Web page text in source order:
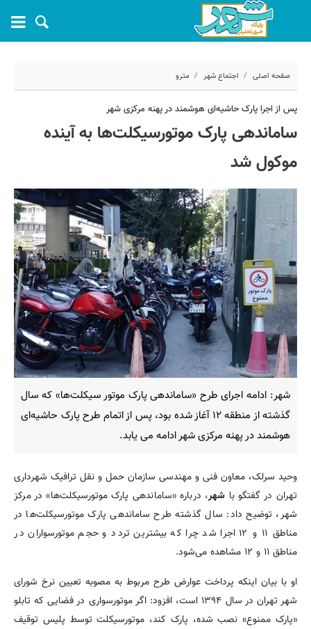
صفحه اصلی اجتماع شهر مترو
کد مطلب: 1061
پس از اجرا پارک حاشیه‌ای هوشمند در پهنه مرکزی شهر
ساماندهی پارک موتورسیکلت‌ها به آینده
موکول شد
شهر: ادامه اجرای طرح «ساماندهی پارک موتور سیکلت‌ها» که سال
گذشته از منطقه ۱۲ آغاز شده بود، پس از اتمام طرح پارک حاشیه‌ای
هوشمند در پهنه مرکزی شهر ادامه می یابد.
وحید سرلک، معاون فنی و مهندسی سازمان حمل و نقل ترافیک شهرداری
تهران در گفتگو باشهر، درباره «ساماندهی پارک موتورسیکلت‌ها» در مرکز
شهر، توضیح داد: سال گذشته طرح ساماندهی پارک موتورسیکلت‌ها در
مناطق ۱۱ و ۱۲ اجرا شد چرا که بیشترین تردد و حجم موتورسواران در
مناطق ۱۱ و ۱۲ مشاهده می‌شود.
او با بیان اینکه پرداخت عوارض طرح مربوط به مصوبه‌ تعیین نرخ شورای
شهر تهران در سال ۱۳۹۴ است، افزود: اگر موتورسواری در فضایی که تابلو
«پارک ممنوع» نصب شده، پارک کند، موتورسیکلت توسط پلیس توقیف